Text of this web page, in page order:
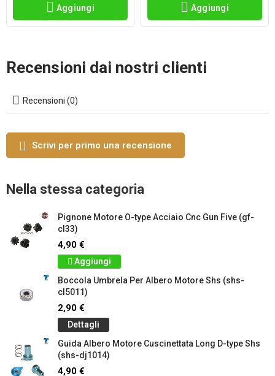
Aggiungi Aggiungi
Recensioni dai nostri clienti
Recensioni (0)
Scrivi per primo una recensione
Nella stessa categoria
Pignone Motore O-type Acciaio Cnc Gun Five (gf-
cl33)
4,90 €
Aggiungi
Boccola Umbrela Per Albero Motore Shs (shs-
cl5011)
2,90 €
Dettagli
Guida Albero Motore Cuscinettata Long D-type Shs
(shs-dj1014)
4,90 €